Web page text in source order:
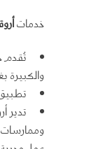
خدمات
تُقدم
تدير